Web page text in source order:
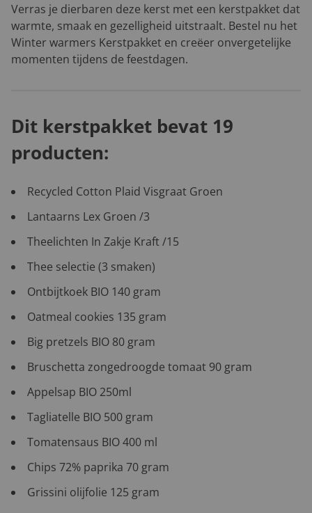
Verras je dierbaren deze kerst met een kerstpakket dat
warmte, smaak en gezelligheid uitstraalt. Bestel nu het
Winter warmers Kerstpakket en creëer onvergetelijke
momenten tijdens de feestdagen.
Dit kerstpakket bevat 19
producten:
Recycled Cotton Plaid Visgraat Groen
Lantaarns Lex Groen /3
Theelichten In Zakje Kraft /15
Thee selectie (3 smaken)
Ontbijtkoek BIO 140 gram
Oatmeal cookies 135 gram
Big pretzels BIO 80 gram
Bruschetta zongedroogde tomaat 90 gram
Appelsap BIO 250ml
Tagliatelle BIO 500 gram
Tomatensaus BIO 400 ml
Chips 72% paprika 70 gram
Grissini olijfolie 125 gram